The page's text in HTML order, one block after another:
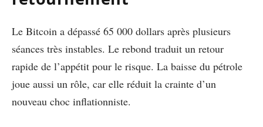
Le Bitcoin a dépassé 65 000 dollars après plusieurs
séances très instables. Le rebond traduit un retour
rapide de l’appétit pour le risque. La baisse du pétrole
joue aussi un rôle, car elle réduit la crainte d’un
nouveau choc inflationniste.